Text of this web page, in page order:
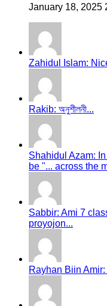
January 18, 2025
Zahidul Islam:
Rakib: অনুশীলনী...
Shahidul Azam: In
be "... across the
Sabbir: Ami 7
proyojon...
Rayhan Biin